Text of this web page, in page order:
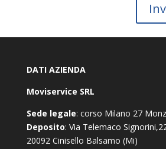
DATI AZIENDA
Moviservice SRL
Sede legale: corso Milano 27
Deposito: Via Telemaco
20092 Cinisello Balsamo (Mi)